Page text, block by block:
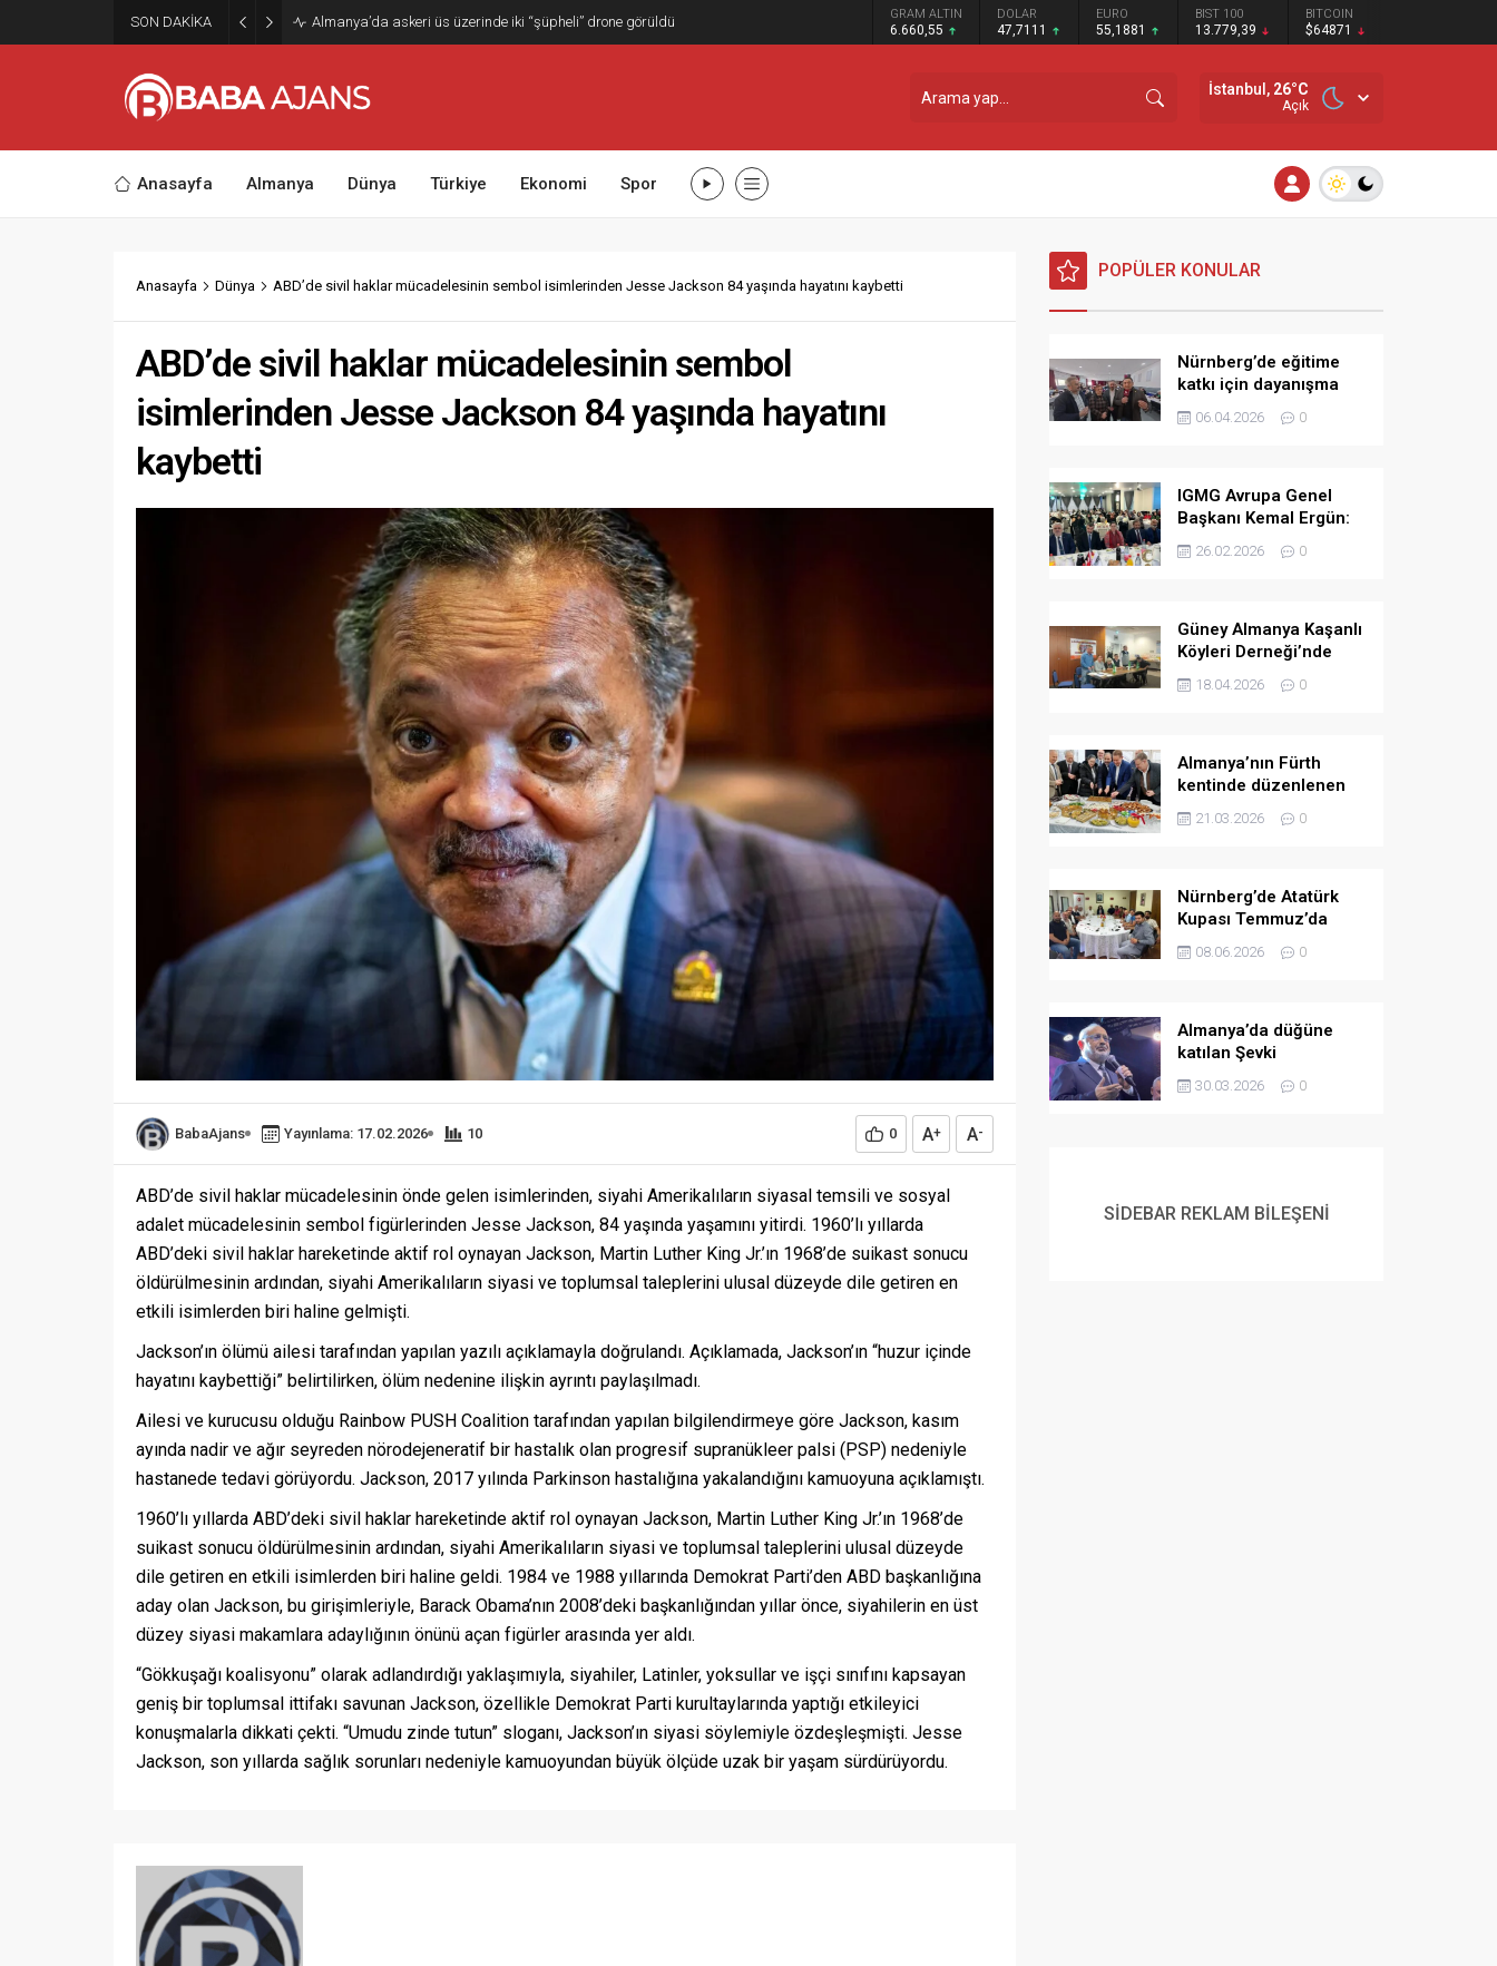
SON DAKİKA Almanya’da askeri üs üzerinde iki “şüpheli” drone görüldü GRAM ALTIN
6.660,55
DOLAR
47,7111
EURO
55,1881
BIST 100
13.779,39
BITCOIN
$64871
İstanbul, 26°C
Açık
Anasayfa Almanya Dünya Türkiye Ekonomi Spor
Anasayfa Dünya ABD’de sivil haklar mücadelesinin sembol isimlerinden Jesse Jackson 84 yaşında hayatını kaybetti
ABD’de sivil haklar mücadelesinin sembol
isimlerinden Jesse Jackson 84 yaşında hayatını
kaybetti
BabaAjans Yayınlama: 17.02.2026 10 0 A+ A-
ABD’de sivil haklar mücadelesinin önde gelen isimlerinden, siyahi Amerikalıların siyasal temsili ve sosyal
adalet mücadelesinin sembol figürlerinden Jesse Jackson, 84 yaşında yaşamını yitirdi. 1960’lı yıllarda
ABD’deki sivil haklar hareketinde aktif rol oynayan Jackson, Martin Luther King Jr.’ın 1968’de suikast sonucu
öldürülmesinin ardından, siyahi Amerikalıların siyasi ve toplumsal taleplerini ulusal düzeyde dile getiren en
etkili isimlerden biri haline gelmişti.
Jackson’ın ölümü ailesi tarafından yapılan yazılı açıklamayla doğrulandı. Açıklamada, Jackson’ın “huzur içinde
hayatını kaybettiği” belirtilirken, ölüm nedenine ilişkin ayrıntı paylaşılmadı.
Ailesi ve kurucusu olduğu Rainbow PUSH Coalition tarafından yapılan bilgilendirmeye göre Jackson, kasım
ayında nadir ve ağır seyreden nörodejeneratif bir hastalık olan progresif supranükleer palsi (PSP) nedeniyle
hastanede tedavi görüyordu. Jackson, 2017 yılında Parkinson hastalığına yakalandığını kamuoyuna açıklamıştı.
1960’lı yıllarda ABD’deki sivil haklar hareketinde aktif rol oynayan Jackson, Martin Luther King Jr.’ın 1968’de
suikast sonucu öldürülmesinin ardından, siyahi Amerikalıların siyasi ve toplumsal taleplerini ulusal düzeyde
dile getiren en etkili isimlerden biri haline geldi. 1984 ve 1988 yıllarında Demokrat Parti’den ABD başkanlığına
aday olan Jackson, bu girişimleriyle, Barack Obama’nın 2008’deki başkanlığından yıllar önce, siyahilerin en üst
düzey siyasi makamlara adaylığının önünü açan figürler arasında yer aldı.
“Gökkuşağı koalisyonu” olarak adlandırdığı yaklaşımıyla, siyahiler, Latinler, yoksullar ve işçi sınıfını kapsayan
geniş bir toplumsal ittifakı savunan Jackson, özellikle Demokrat Parti kurultaylarında yaptığı etkileyici
konuşmalarla dikkati çekti. “Umudu zinde tutun” sloganı, Jackson’ın siyasi söylemiyle özdeşleşmişti. Jesse
Jackson, son yıllarda sağlık sorunları nedeniyle kamuoyundan büyük ölçüde uzak bir yaşam sürdürüyordu.
POPÜLER KONULAR
Nürnberg’de eğitime
katkı için dayanışma
kahvaltısı
06.04.2026 0
IGMG Avrupa Genel
Başkanı Kemal Ergün:
Müslümanlara yönelik
ön yargılar arttı.
26.02.2026 0
Güney Almanya Kaşanlı
Köyleri Derneği’nde
yeni yönetim belirlendi
18.04.2026 0
Almanya’nın Fürth
kentinde düzenlenen
bayramlaşma
programında birlik ve
21.03.2026 0
Nürnberg’de Atatürk
Kupası Temmuz’da
düzenlenecek
08.06.2026 0
Almanya’da düğüne
katılan Şevki
Yılmaz’dan gençlere
evlilik çağrısı:
30.03.2026 0
SİDEBAR REKLAM BİLEŞENİ